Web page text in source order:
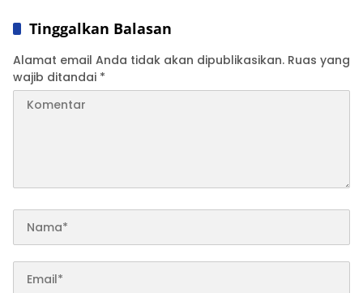
Tinggalkan Balasan
Alamat email Anda tidak akan dipublikasikan. Ruas yang
wajib ditandai *